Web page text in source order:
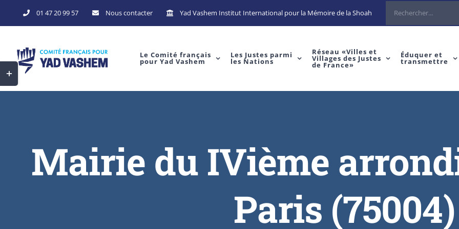
to
01 47 20 99 57 Nous contacter Yad Vashem Institut International pour la Mémoire de la Shoah Rechercher
Le Comité français
pour Yad Vashem
Les Justes parmi
les Nations
Réseau «Villes et
Villages des Justes
de France»
Éduquer et
transmettre
Mairie du IVième
Paris (75004)
Toggle
Sliding